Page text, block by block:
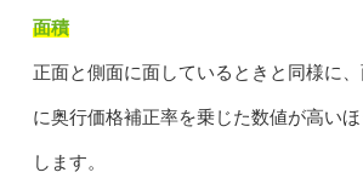
面積
正面と側面に面しているときと同様に
に奥行価格補正率を乗じた数値が高い
します。